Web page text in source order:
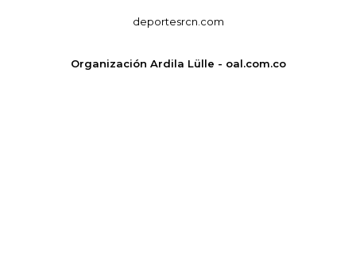
deportesrcn.com
Organización Ardila Lülle - oal.com.co